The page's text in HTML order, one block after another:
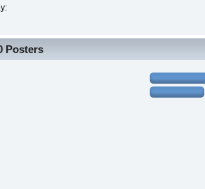
Posters